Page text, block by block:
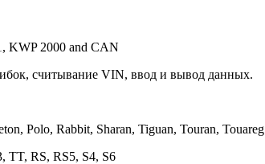
KWP 2000 and CAN
считывание VIN, ввод и вывод данных.
Polo, Rabbit, Sharan, Tiguan, Touran, Touareg
TT, RS, RS5, S4, S6